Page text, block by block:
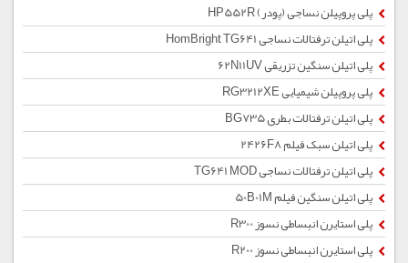
پلی پروپیلن نساجی (پودر) HP552R
پلی اتیلن ترفتالات نساجی HomBright TG641
پلی اتیلن سنگین تزریقی 62N11UV
پلی پروپیلن شیمیایی RG3212XE
پلی اتیلن ترفتالات بطری BG735
پلی اتیلن سبک فیلم 2426F8
پلی اتیلن ترفتالات نساجی TG641 MOD
پلی اتیلن سنگین فیلم 50B01M
پلی استایرن انبساطی نسوز R300
پلی استایرن انبساطی نسوز R200